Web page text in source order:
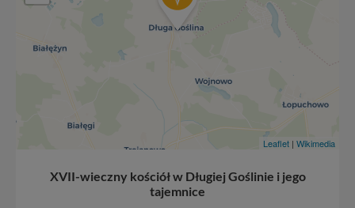
Leaflet | Wikimedia
XVII-wieczny kościół w Długiej Goślinie i jego
tajemnice
Abyśmy nadal mogli to robić, potrzebujemy Twojej
zgody, dzięki której, będziemy mogli elementy serwisu
dostosować do Twoich preferencji. Twoje dane (w tym
pliki cookies) będą zapisywane w celu usprawnienia
serwisu (zapamiętywanie pozycji na mapach, ostatnie
wyszukania, ulubione miejsca, logowania, itp).
Bezpieczeństwo Twoich danych jest dla nas
priorytetowe, bez poinformowania Ciebie nie będziemy
zmieniać zakresu naszych uprawnień. Twoje dane są u
nas bezpieczne, jeśli masz wątpliwości co do naszych
informacji uzyskach w naszej Polityce Prywatności.
Klikając znak X lub przycisk PRZEJDŹ DO SERWISU